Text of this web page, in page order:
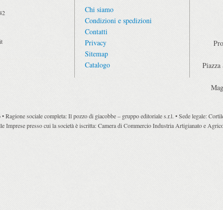
Chi siamo
Condizioni e spedizioni
Contatti
Privacy
Sitemap
Catalogo
sociale completa: Il pozzo di giacobbe – gruppo editoriale s.r.l. • Sede legale:
Imprese presso cui la società è iscritta: Camera di Commercio Industria Artigianato e